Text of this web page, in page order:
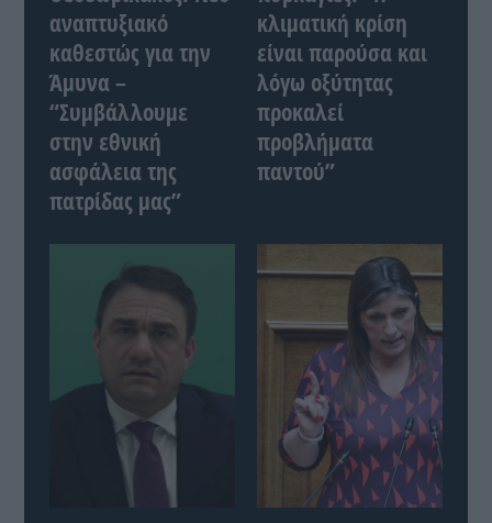
αναπτυξιακό
καθεστώς για την
Άμυνα –
“Συμβάλλουμε
στην εθνική
ασφάλεια της
πατρίδας μας”
κλιματική κρίση
είναι παρούσα και
λόγω οξύτητας
προκαλεί
προβλήματα
παντού”